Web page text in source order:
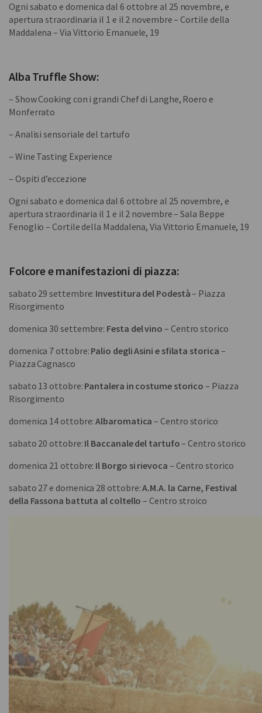
Ogni sabato e domenica dal 6 ottobre al 25 novembre, e
apertura straordinaria il 1 e il 2 novembre – Cortile della
Maddalena – Via Vittorio Emanuele, 19
Alba Truffle Show:
– Show Cooking con i grandi Chef di Langhe, Roero e
Monferrato
– Analisi sensoriale del tartufo
– Wine Tasting Experience
– Ospiti d’eccezione
Ogni sabato e domenica dal 6 ottobre al 25 novembre, e
apertura straordinaria il 1 e il 2 novembre – Sala Beppe
Fenoglio – Cortile della Maddalena, Via Vittorio Emanuele, 19
Folcore e manifestazioni di piazza:
sabato 29 settembre: Investitura del Podestà– Piazza
Risorgimento
domenica 30 settembre: Festa del vino – Centro storico
domenica 7 ottobre: Palio degli Asini e sfilata storica –
Piazza Cagnasco
sabato 13 ottobre: Pantalera in costume storico – Piazza
Risorgimento
domenica 14 ottobre:Albaromatica – Centro storico
sabato 20 ottobre: Il Baccanale del tartufo– Centro storico
domenica 21 ottobre: Il Borgo si rievoca – Centro storico
sabato 27 e domenica 28 ottobre:A.M.A. la Carne, Festival
della Fassona battuta al coltello – Centro stroico